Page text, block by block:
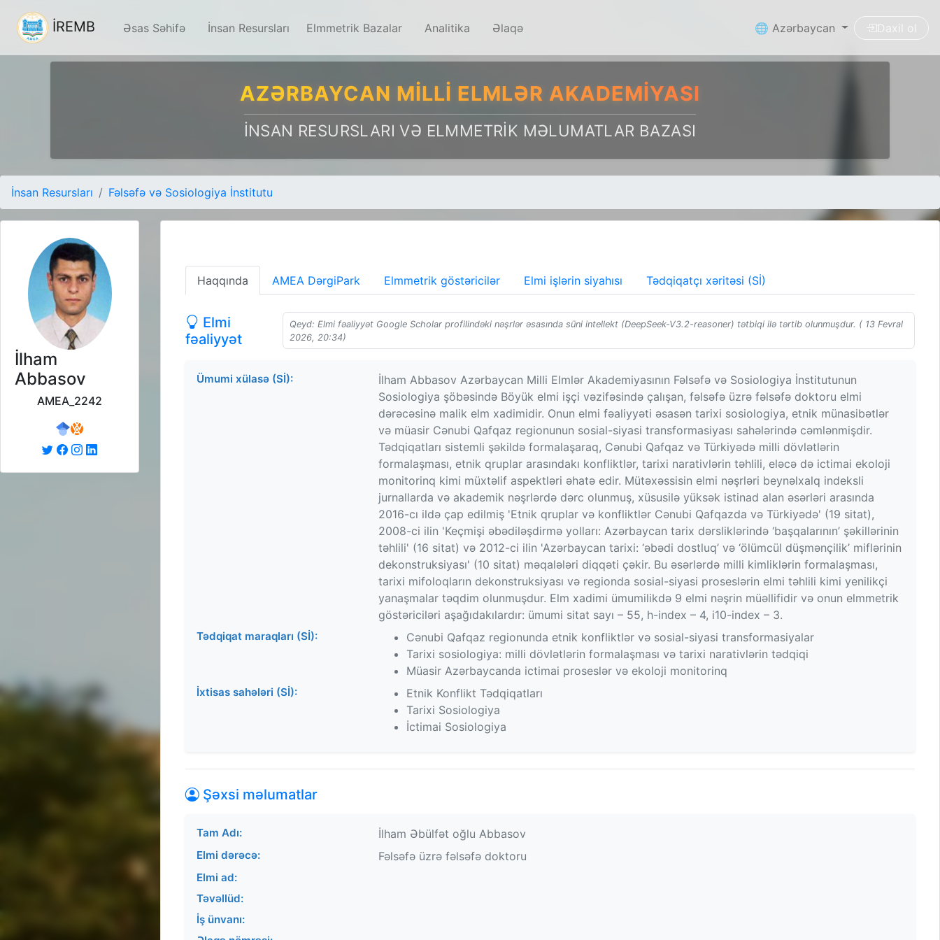
İREMB Əsas Səhifə İnsan Resursları Elmmetrik Bazalar Analitika Əlaqə 🌐 Azərbaycan Daxil ol
AZƏRBAYCAN MILLI ELMLƏR AKADEMIYASI
İNSAN RESURSLARI VƏ ELMMETRIK MƏLUMATLAR BAZASI
İnsan Resursları Fəlsəfə və Sosiologiya İnstitutu
İlham
Abbasov
AMEA_2242
Haqqında AMEA DərgiPark Elmmetrik göstəricilər Elmi işlərin siyahısı Tədqiqatçı xəritəsi (Sİ)
Elmi
fəaliyyət
Qeyd: Elmi fəaliyyət Google Scholar profilindəki nəşrlər əsasında süni intellekt (DeepSeek-V3.2-reasoner) tətbiqi ilə tərtib olunmuşdur. ( 13 Fevral
2026, 20:34)
Ümumi xülasə (Sİ):
İlham Abbasov Azərbaycan Milli Elmlər Akademiyasının Fəlsəfə və Sosiologiya İnstitutunun
Sosiologiya şöbəsində Böyük elmi işçi vəzifəsində çalışan, fəlsəfə üzrə fəlsəfə doktoru elmi
dərəcəsinə malik elm xadimidir. Onun elmi fəaliyyəti əsasən tarixi sosiologiya, etnik münasibətlər
və müasir Cənubi Qafqaz regionunun sosial-siyasi transformasiyası sahələrində cəmlənmişdir.
Tədqiqatları sistemli şəkildə formalaşaraq, Cənubi Qafqaz və Türkiyədə milli dövlətlərin
formalaşması, etnik qruplar arasındakı konfliktlər, tarixi narativlərin təhlili, eləcə də ictimai ekoloji
monitorinq kimi müxtəlif aspektləri əhatə edir. Mütəxəssisin elmi nəşrləri beynəlxalq indeksli
jurnallarda və akademik nəşrlərdə dərc olunmuş, xüsusilə yüksək istinad alan əsərləri arasında
2016-cı ildə çap edilmiş 'Etnik qruplar və konfliktlər Cənubi Qafqazda və Türkiyədə' (19 sitat),
2008-ci ilin 'Keçmişi əbədiləşdirmə yolları: Azərbaycan tarix dərsliklərində ‘başqalarının’ şəkillərinin
təhlili' (16 sitat) və 2012-ci ilin 'Azərbaycan tarixi: ‘əbədi dostluq’ və ‘ölümcül düşmənçilik’ miflərinin
dekonstruksiyası' (10 sitat) məqalələri diqqəti çəkir. Bu əsərlərdə milli kimliklərin formalaşması,
tarixi mifoloqların dekonstruksiyası və regionda sosial-siyasi proseslərin elmi təhlili kimi yenilikçi
yanaşmalar təqdim olunmuşdur. Elm xadimi ümumilikdə 9 elmi nəşrin müəllifidir və onun elmmetrik
göstəriciləri aşağıdakılardır: ümumi sitat sayı – 55, h-index – 4, i10-index – 3.
Tədqiqat maraqları (Sİ):
Cənubi Qafqaz regionunda etnik konfliktlər və sosial-siyasi transformasiyalar
Tarixi sosiologiya: milli dövlətlərin formalaşması və tarixi narativlərin tədqiqi
Müasir Azərbaycanda ictimai proseslər və ekoloji monitorinq
İxtisas sahələri (Sİ):
Etnik Konflikt Tədqiqatları
Tarixi Sosiologiya
İctimai Sosiologiya
Şəxsi məlumatlar
Tam Adı: İlham Əbülfət oğlu Abbasov
Elmi dərəcə: Fəlsəfə üzrə fəlsəfə doktoru
Elmi ad:
Təvəllüd:
İş ünvanı: